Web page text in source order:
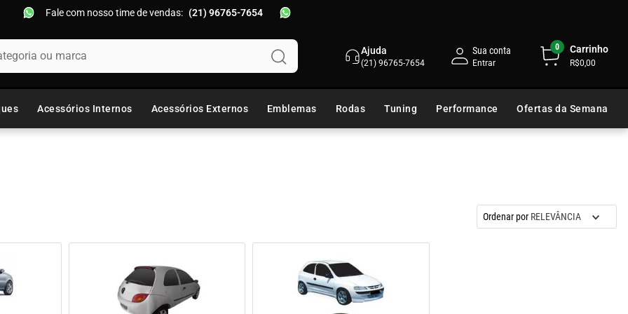
Fale com nosso time de vendas: (21) 96765-7654
ou marca Ajuda
(21) 96765-7654
Sua conta 0 Carrinho
R$0,00
Acessórios Internos Acessórios Externos Emblemas Rodas Tuning Performance Ofertas da Semana
Ordenar por RELEVÂNCIA